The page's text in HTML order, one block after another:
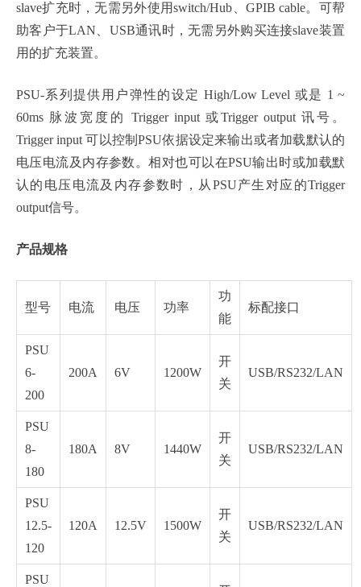
slave扩充时，无需另外使用switch/Hub、GPIB cable。可帮
助客户于LAN、USB通讯时，无需另外购买连接slave装置
用的扩充装置。
PSU-系列提供用户弹性的设定 High/Low Level 或是 1 ~
60ms 脉波宽度的 Trigger input 或Trigger output 讯号。
Trigger input 可以控制PSU依据设定来输出或者加载默认的
电压电流及内存参数。相对也可以在PSU输出时或加载默
认的电压电流及内存参数时，从PSU产生对应的Trigger
output信号。
产品规格
型号 电流 电压 功率
功
能
标配接口
PSU
6-
200
200A 6V 1200W
开
关
USB/RS232/LAN
PSU
8-
180
180A 8V 1440W
开
关
USB/RS232/LAN
PSU
12.5-
120
120A 12.5V 1500W
开
关
USB/RS232/LAN
PSU